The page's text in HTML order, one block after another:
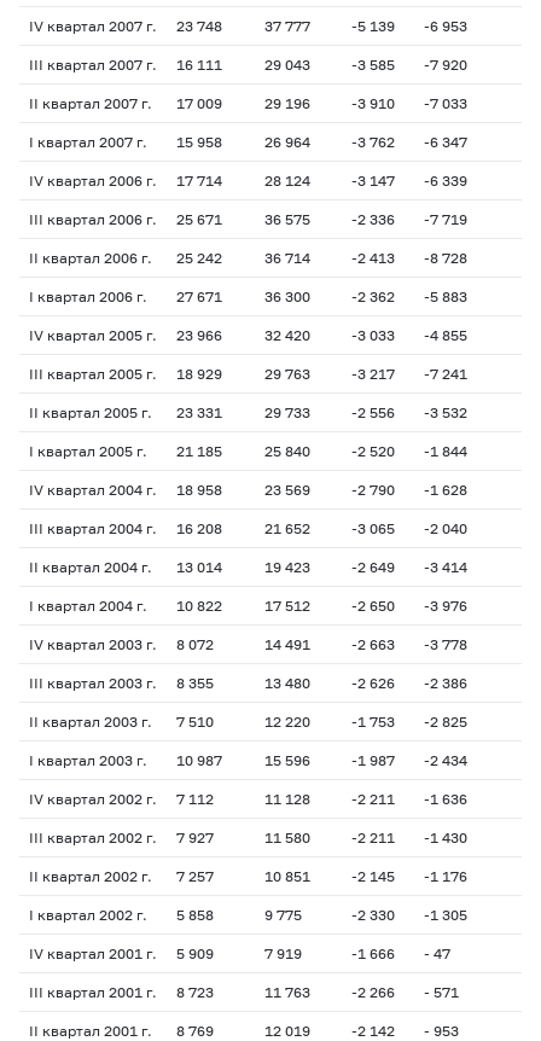
IV квартал 2007 г. 23 748 37 777 -5 139 -6 953
III квартал 2007 г. 16 111 29 043 -3 585 -7 920
II квартал 2007 г. 17 009 29 196 -3 910 -7 033
I квартал 2007 г. 15 958 26 964 -3 762 -6 347
IV квартал 2006 г. 17 714 28 124 -3 147 -6 339
III квартал 2006 г. 25 671 36 575 -2 336 -7 719
II квартал 2006 г. 25 242 36 714 -2 413 -8 728
I квартал 2006 г. 27 671 36 300 -2 362 -5 883
IV квартал 2005 г. 23 966 32 420 -3 033 -4 855
III квартал 2005 г. 18 929 29 763 -3 217 -7 241
II квартал 2005 г. 23 331 29 733 -2 556 -3 532
I квартал 2005 г. 21 185 25 840 -2 520 -1 844
IV квартал 2004 г. 18 958 23 569 -2 790 -1 628
III квартал 2004 г. 16 208 21 652 -3 065 -2 040
II квартал 2004 г. 13 014 19 423 -2 649 -3 414
I квартал 2004 г. 10 822 17 512 -2 650 -3 976
IV квартал 2003 г. 8 072 14 491 -2 663 -3 778
III квартал 2003 г. 8 355 13 480 -2 626 -2 386
II квартал 2003 г. 7 510 12 220 -1 753 -2 825
I квартал 2003 г. 10 987 15 596 -1 987 -2 434
IV квартал 2002 г. 7 112 11 128 -2 211 -1 636
III квартал 2002 г. 7 927 11 580 -2 211 -1 430
II квартал 2002 г. 7 257 10 851 -2 145 -1 176
I квартал 2002 г. 5 858 9 775 -2 330 -1 305
IV квартал 2001 г. 5 909 7 919 -1 666 - 47
III квартал 2001 г. 8 723 11 763 -2 266 - 571
II квартал 2001 г. 8 769 12 019 -2 142 - 953